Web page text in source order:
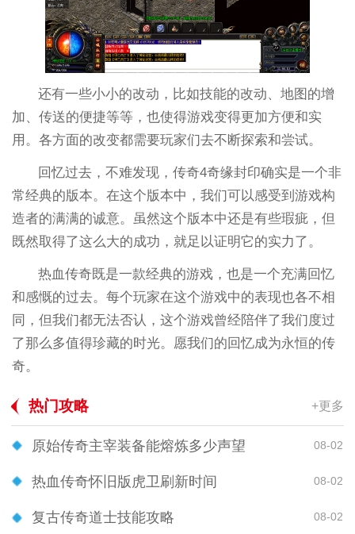
还有一些小小的改动，比如技能的改动、地图的增
加、传送的便捷等等，也使得游戏变得更加方便和实
用。各方面的改变都需要玩家们去不断探索和尝试。
回忆过去，不难发现，传奇4奇缘封印确实是一个非
常经典的版本。在这个版本中，我们可以感受到游戏构
造者的满满的诚意。虽然这个版本中还是有些瑕疵，但
既然取得了这么大的成功，就足以证明它的实力了。
热血传奇既是一款经典的游戏，也是一个充满回忆
和感慨的过去。每个玩家在这个游戏中的表现也各不相
同，但我们都无法否认，这个游戏曾经陪伴了我们度过
了那么多值得珍藏的时光。愿我们的回忆成为永恒的传
奇。
热门攻略 +更多
原始传奇主宰装备能熔炼多少声望 08-02
热血传奇怀旧版虎卫刷新时间 08-02
复古传奇道士技能攻略 08-02